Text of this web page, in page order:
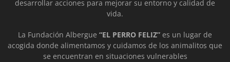
desarrollar acciones para mejorar su entorno y calidad de
vida.
La Fundación Albergue “EL PERRO FELIZ” es un lugar de
acogida donde alimentamos y cuidamos de los animalitos que
se encuentran en situaciones vulnerables